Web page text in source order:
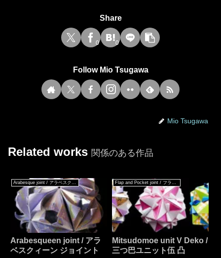
Share
0 0
Follow Mio Tsugawa
Mio Tsugawa
Related works 関係のある作品
Arabesque joint / アラベスクジョイント
Arabesqueen joint / アラ
ベスクィーン ジョイント
Flap and Pocket joint / フラップ & ポケットジョイント
Mitsudomoe unit V Deko /
三つ巴ユニット伍 凸